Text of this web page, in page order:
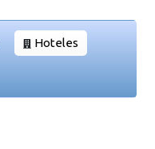
Hoteles